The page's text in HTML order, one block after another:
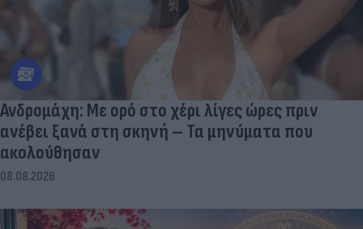
Ανδρομάχη: Με ορό στο χέρι λίγες ώρες πριν
ανέβει ξανά στη σκηνή – Τα μηνύματα που
ακολούθησαν
08.08.2026